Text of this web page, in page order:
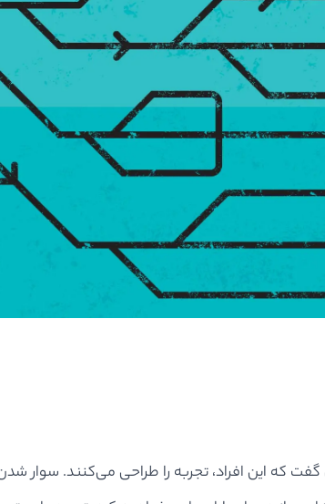
گفت که این افراد، تجربه را طراحی می‌کنند.